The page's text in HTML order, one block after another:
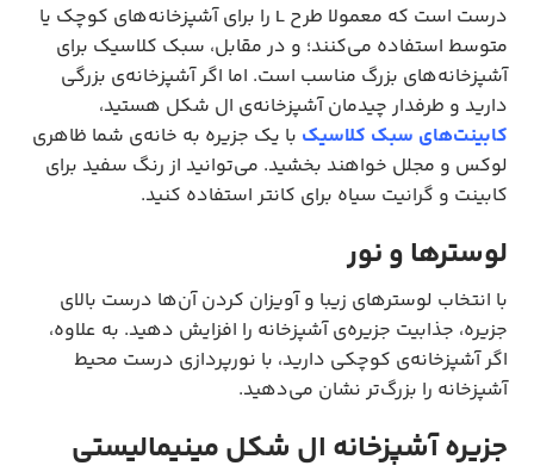
درست است که معمولا طرح L را برای آشپزخانه‌های کوچک یا
متوسط استفاده می‌کنند؛ و در مقابل، سبک کلاسیک برای
آشپزخانه‌های بزرگ مناسب است. اما اگر آشپزخانه‌ی بزرگی
دارید و طرفدار چیدمان آشپزخانه‌ی ال شکل هستید،
کابینت‌های سبک کلاسیک با یک جزیره به خانه‌ی شما ظاهری
لوکس و مجلل خواهند بخشید. می‌توانید از رنگ سفید برای
کابینت و گرانیت سیاه برای کانتر استفاده کنید.
لوسترها و نور
با انتخاب لوسترهای زیبا و آویزان کردن آن‌ها درست بالای
جزیره، جذابیت جزیره‌ی آشپزخانه را افزایش دهید. به علاوه،
اگر آشپزخانه‌ی کوچکی دارید، با نورپردازی درست محیط
آشپزخانه را بزرگ‌تر نشان می‌دهید.
جزیره آشپزخانه ال شکل مینیمالیستی